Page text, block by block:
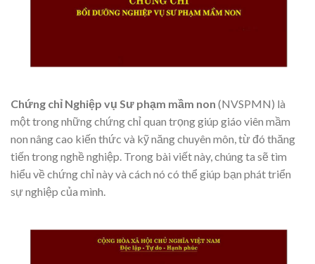
Chứng chỉ Nghiệp vụ Sư phạm mầm non (NVSPMN) là
một trong những chứng chỉ quan trọng giúp giáo viên mầm
non nâng cao kiến thức và kỹ năng chuyên môn, từ đó thăng
tiến trong nghề nghiệp. Trong bài viết này, chúng ta sẽ tìm
hiểu về chứng chỉ này và cách nó có thể giúp bạn phát triển
sự nghiệp của mình.